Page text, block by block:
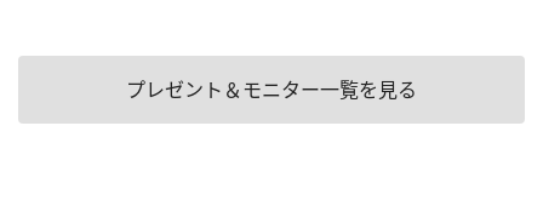
プレゼント＆モニター一覧を見る